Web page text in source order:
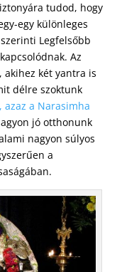
tudod, hogy
egy különleges
Legfelsőbb
Az
akihez két yantra is
délre szoktunk
azaz a Narasimha
jó otthonunk
nagyon súlyos
a